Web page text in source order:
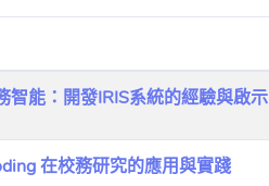
能：開發IRIS系統的經驗與啟示
在校務研究的應用與實踐